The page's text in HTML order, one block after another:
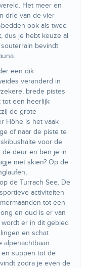
Het meer en
drie van de vier
ook als twee
dus je hebt keuze al
bevindt
een dik
veranderd in
brede pistes
tot een heerlijk
de grote
Höhe is het vaak
of naar de piste te
voor de
de deur en ben je in
niet skiën? Op de
de Turrach See. De
activiteiten
tot een
en oud is er van
er in dit gebied
en schat
alpenachtbaan
suppen tot de
zodra je even de